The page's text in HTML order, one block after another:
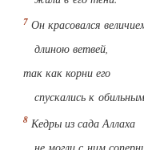
Он красовался
длиною ветвей,
так как корни его
спускались к
Кедры из сада Аллаха